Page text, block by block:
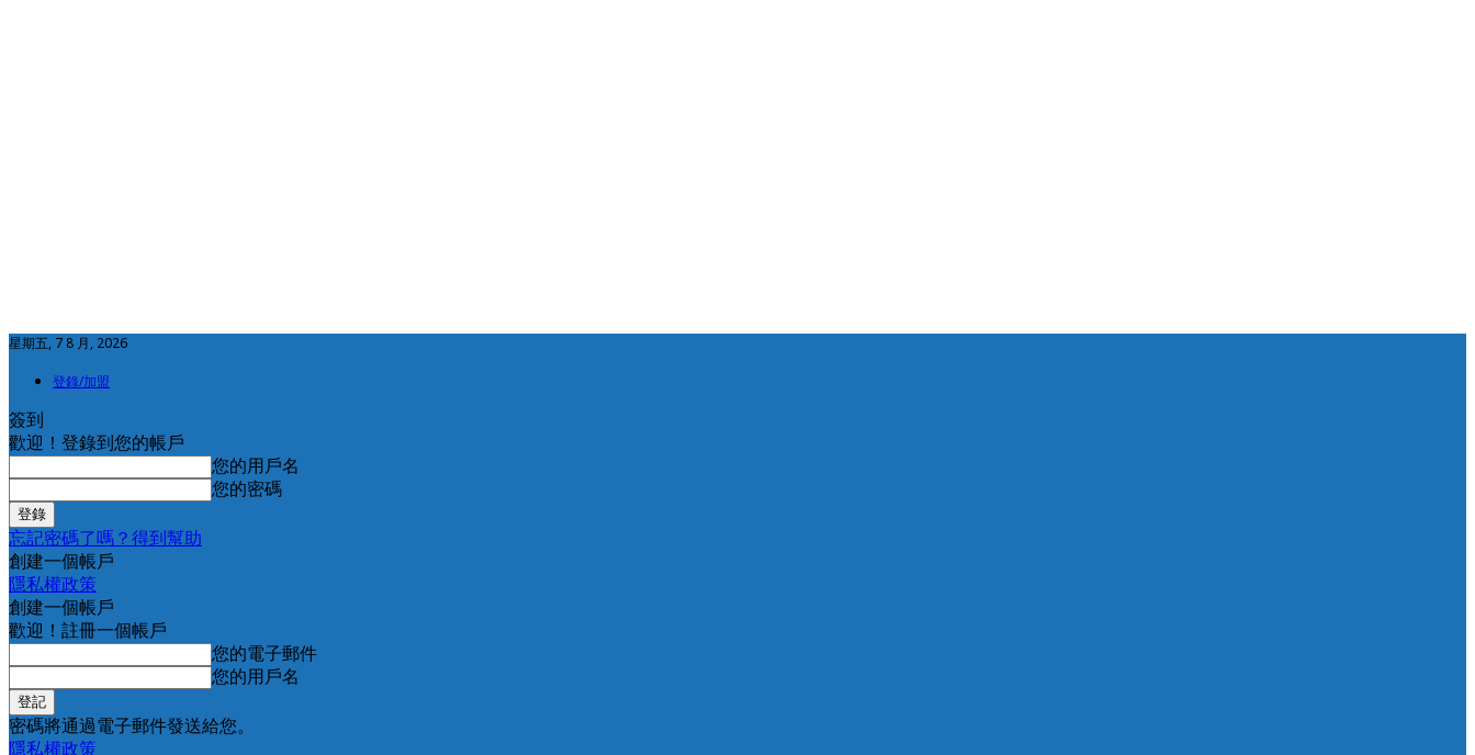
星期五, 7 8 月, 2026
登錄/加盟
簽到
歡迎！登錄到您的帳戶
您的用戶名
您的密碼
忘記密碼了嗎？得到幫助
創建一個帳戶
隱私權政策
創建一個帳戶
歡迎！註冊一個帳戶
您的電子郵件
您的用戶名
密碼將通過電子郵件發送給您。
隱私權政策